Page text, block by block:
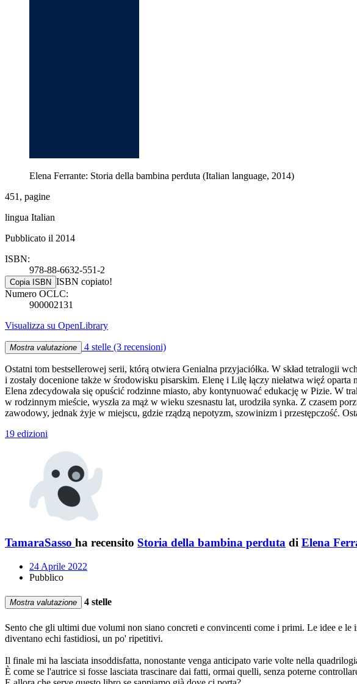
Elena Ferrante: Storia della bambina perduta (Italian language, 2014)
451, pagine
lingua Italian
Pubblicato il 2014
ISBN:
978-88-6632-551-2
Copia ISBN ISBN copiato!
Numero OCLC:
900002131
Visualizza su OpenLibrary
Mostra valutazione 4 stelle (3 recensioni)
Ostatni tom bestsellerowej serii, którą otwiera Genialna przyjaciółka. W skład tetralogii
i zostały docenione także w środowisku pisarskim. Elenę i Lilę łączy niełatwa więź
Elena zdecydowała się opuścić rodzinne miasto, aby kontynuować edukację w Pizie. W
w rodzinnym mieście, wyszła za mąż w wieku szesnastu lat, urodziła synka. Z czasem
zawodowy, jednak żyje w miejscu, gdzie rządzą nepotyzm, szowinizm i przestępczość.
19 edizioni
TamaraSasso ha recensito Storia della bambina perduta di Elena
24 Aprile 2022
Pubblico
Mostra valutazione 4 stelle
Sento che gli ultimi due volumi non siano concreti e convincenti come i primi. Le idee e
diventano echi fastidiosi, un po' ripetitivi.
Il finale mi ha lasciata insoddisfatta, nonostante venga anticipato varie volte nella
È come se l'autrice si fosse lasciata trascinare dai fatti, ormai quelli, senza poterne